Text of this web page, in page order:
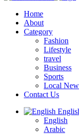
Home
About
Category
Fashion
Lifestyle
travel
Business
Sports
Local
Contact Us
English
Arabic